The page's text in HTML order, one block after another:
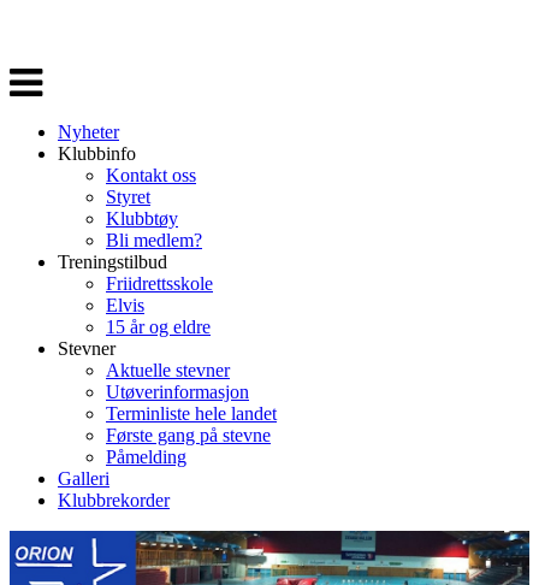
Veksle
navigasjon
Nyheter
Klubbinfo
Kontakt oss
Styret
Klubbtøy
Bli medlem?
Treningstilbud
Friidrettsskole
Elvis
15 år og eldre
Stevner
Aktuelle stevner
Utøverinformasjon
Terminliste hele landet
Første gang på stevne
Påmelding
Galleri
Klubbrekorder